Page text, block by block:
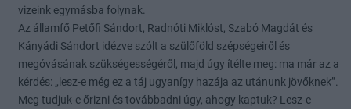
vizeink egymásba folynak.
Az államfő Petőfi Sándort, Radnóti Miklóst, Szabó Magdát és
Kányádi Sándort idézve szólt a szülőföld szépségeiről és
megóvásának szükségességéről, majd úgy ítélte meg: ma már az a
kérdés: „lesz-e még ez a táj ugyanígy hazája az utánunk jövőknek”.
Meg tudjuk-e őrizni és továbbadni úgy, ahogy kaptuk? Lesz-e